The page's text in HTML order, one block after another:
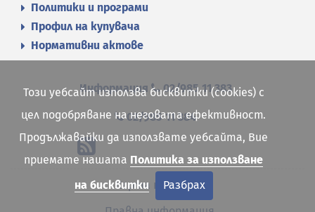
Политики и програми
Профил на купувача
Нормативни актове
Информация 02/985 11 383
02/985 11 384
Карта на сайта
Този уебсайт използва бисквитки (cookies) с
цел подобряване на неговата ефективност.
Продължавайки да използвате уебсайта, Вие
приемате нашата Политика за използване
на бисквитки
Разбрах